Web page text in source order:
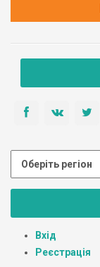
Вхід
Реєстрація